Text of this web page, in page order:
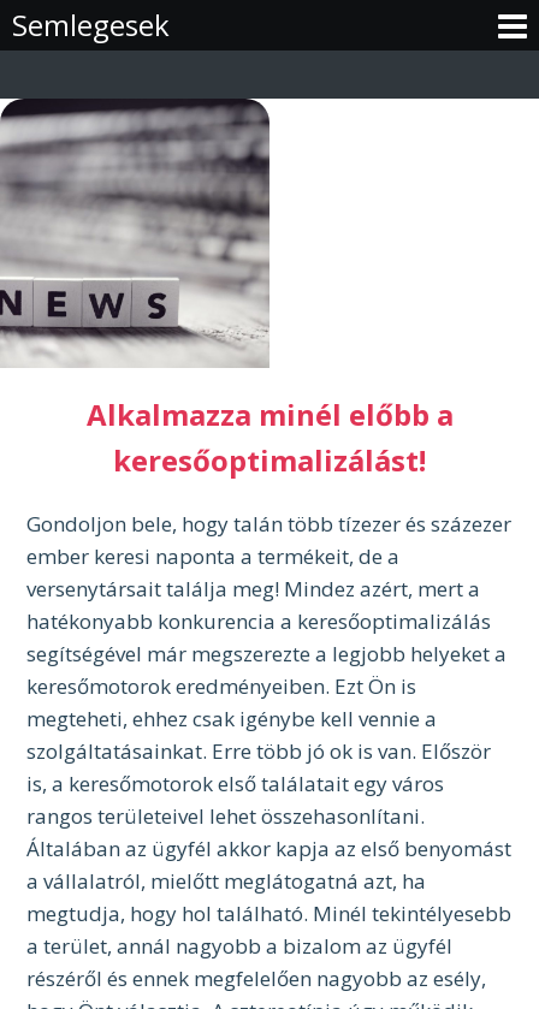
Semlegesek
content
Alkalmazza minél előbb a
keresőoptimalizálást!
Gondoljon bele, hogy talán több tízezer és százezer
ember keresi naponta a termékeit, de a
versenytársait találja meg! Mindez azért, mert a
hatékonyabb konkurencia a keresőoptimalizálás
segítségével már megszerezte a legjobb helyeket a
keresőmotorok eredményeiben. Ezt Ön is
megteheti, ehhez csak igénybe kell vennie a
szolgáltatásainkat. Erre több jó ok is van. Először
is, a keresőmotorok első találatait egy város
rangos területeivel lehet összehasonlítani.
Általában az ügyfél akkor kapja az első benyomást
a vállalatról, mielőtt meglátogatná azt, ha
megtudja, hogy hol található. Minél tekintélyesebb
a terület, annál nagyobb a bizalom az ügyfél
részéről és ennek megfelelően nagyobb az esély,